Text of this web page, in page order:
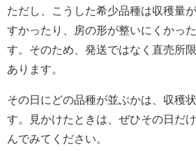
ただし、こうした希少品種は収穫量
すかったり、房の形が整いにくかっ
す。そのため、発送ではなく直売所
あります。
その日にどの品種が並ぶかは、収穫
す。見かけたときは、ぜひその日だ
んでみてください。